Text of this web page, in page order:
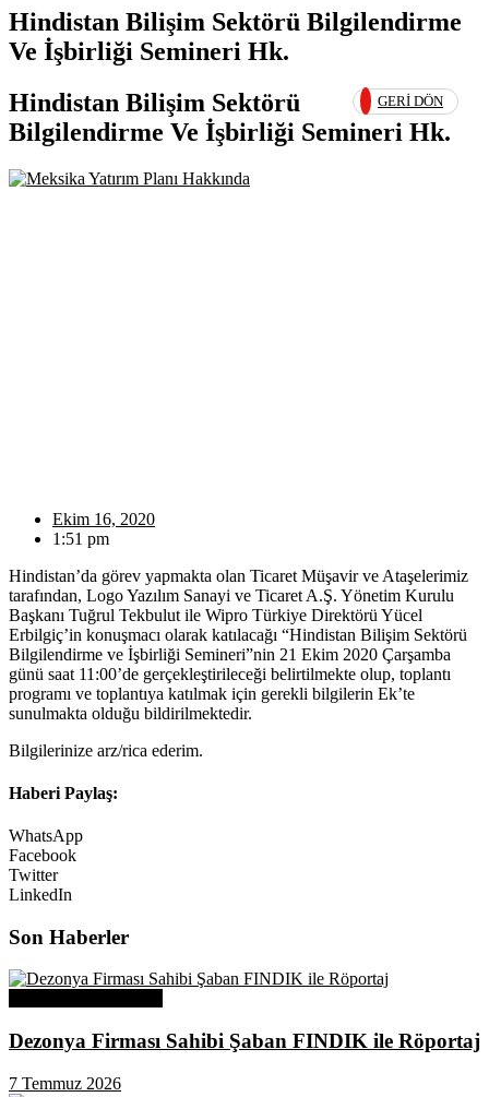
Hindistan Bilişim Sektörü Bilgilendirme
Ve İşbirliği Semineri Hk.
GERI DÖN
Hindistan Bilişim Sektörü
Bilgilendirme Ve İşbirliği Semineri Hk.
Ekim 16, 2020
1:51 pm
Hindistan’da görev yapmakta olan Ticaret Müşavir ve Ataşelerimiz
tarafından, Logo Yazılım Sanayi ve Ticaret A.Ş. Yönetim Kurulu
Başkanı Tuğrul Tekbulut ile Wipro Türkiye Direktörü Yücel
Erbilgiç’in konuşmacı olarak katılacağı “Hindistan Bilişim Sektörü
Bilgilendirme ve İşbirliği Semineri”nin 21 Ekim 2020 Çarşamba
günü saat 11:00’de gerçekleştirileceği belirtilmekte olup, toplantı
programı ve toplantıya katılmak için gerekli bilgilerin Ek’te
sunulmakta olduğu bildirilmektedir.
Bilgilerinize arz/rica ederim.
Haberi Paylaş:
WhatsApp
Facebook
Twitter
LinkedIn
Son Haberler
Dezonya Firması Sahibi Şaban FINDIK ile Röportaj
7 Temmuz 2026